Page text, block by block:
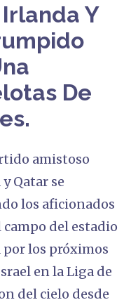
Y
De
amistoso
Qatar se
los aficionados
del estadio
los próximos
en la Liga de
del cielo desde